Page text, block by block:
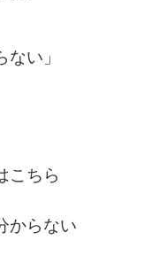
ない」
こちら
からない